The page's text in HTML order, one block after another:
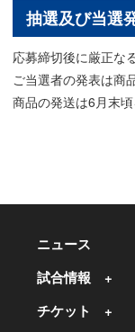
抽選及び当選
応募締切後に厳正な
ご当選者の発表は商
商品の発送は6月末頃
ニュース
試合情報
チケット